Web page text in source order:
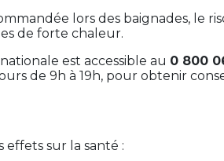
lors des baignades, le
de forte chaleur.
est accessible au 0 800
de 9h à 19h, pour obtenir
sur la santé :